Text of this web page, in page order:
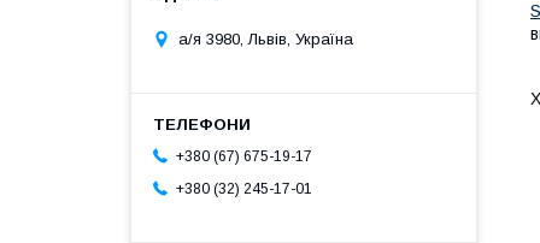
а/я 3980, Львів, Україна
+380 (67) 675-19-17
+380 (32) 245-17-01